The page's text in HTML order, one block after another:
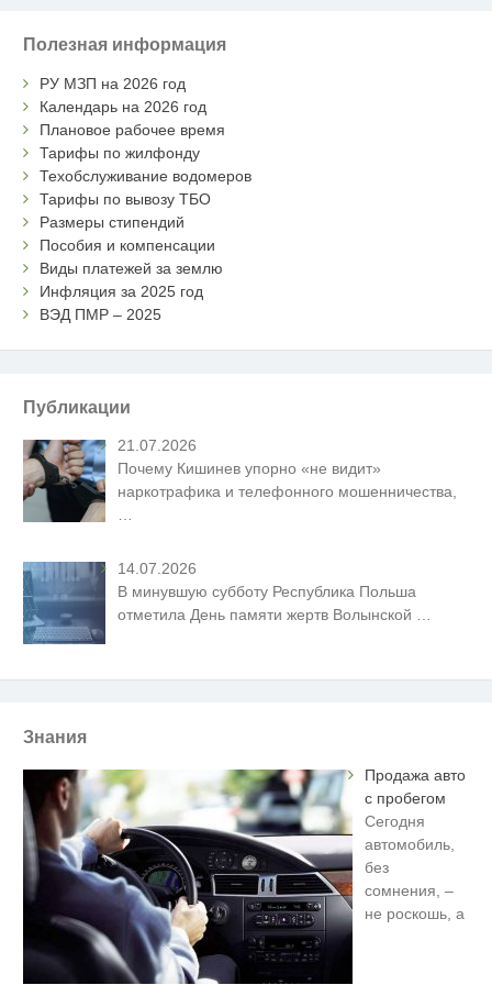
Полезная информация
РУ МЗП на 2026 год
Календарь на 2026 год
Плановое рабочее время
Тарифы по жилфонду
Техобслуживание водомеров
Тарифы по вывозу ТБО
Размеры стипендий
Пособия и компенсации
Виды платежей за землю
Инфляция за 2025 год
ВЭД ПМР – 2025
Публикации
21.07.2026
Почему Кишинев упорно «не видит»
наркотрафика и телефонного мошенничества,
…
14.07.2026
В минувшую субботу Республика Польша
отметила День памяти жертв Волынской
Знания
Продажа авто
с пробегом
Сегодня
автомобиль,
без
сомнения, –
не роскошь, а